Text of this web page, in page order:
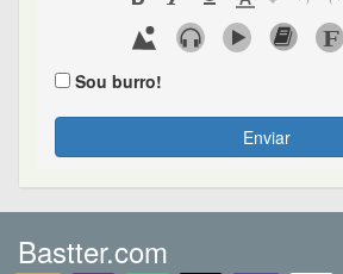
Sou burro!
Enviar
Bastter.com